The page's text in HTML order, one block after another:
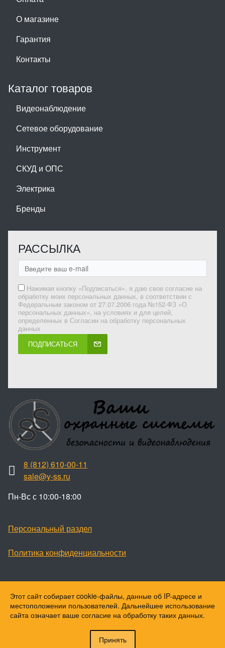
О магазине
Гарантия
Контакты
Каталог товаров
Видеонаблюдение
Сетевое оборудование
Инструмент
СКУД и ОПС
Электрика
Бренды
РАССЫЛКА
Нажимая кнопку «Подписаться», я даю свое согласие на
обработку моих персональных данных, в соответствии с
Федеральным законом от 27.07.2006 года №152-ФЗ «О
персональных данных», на условиях и для целей,
определенных в Согласии на обработку персональных
данных
ПОДПИСАТЬСЯ
8 (812) 610-00-11
sale@y-ss.ru
Пн-Вс с 10:00-18:00
Персональный раздел
Политика конфиденциальности
Наверх
© Ваши охранные системы, 2026
Этот сайт собирает cookie-файлы, данные об IP-адресе и
местоположении пользователей. Дальнейшее использование
сайта означает ваше согласие на обработку таких данных.
Принять